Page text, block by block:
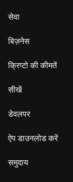
सेवा
बिज़नेस
क्रिप्टो की कीमतें
सीखें
डेवलपर
ऐप डाउनलोड करें
समुदाय